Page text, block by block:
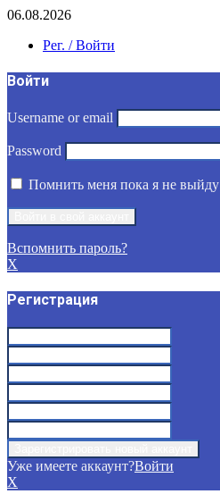
06.08.2026
Рег. / Войти
Войти
Username or email
Password
Помнить меня пока я не выйду
Вспомнить пароль?
X
Регистрация
Уже имеете аккаунт?Войти
X